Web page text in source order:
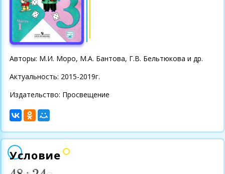
Авторы: М.И. Моро, М.А. Бантова, Г.В. Бельтюкова и др.
Актуальность: 2015-2019г.
Издательство: Просвещение
Условие